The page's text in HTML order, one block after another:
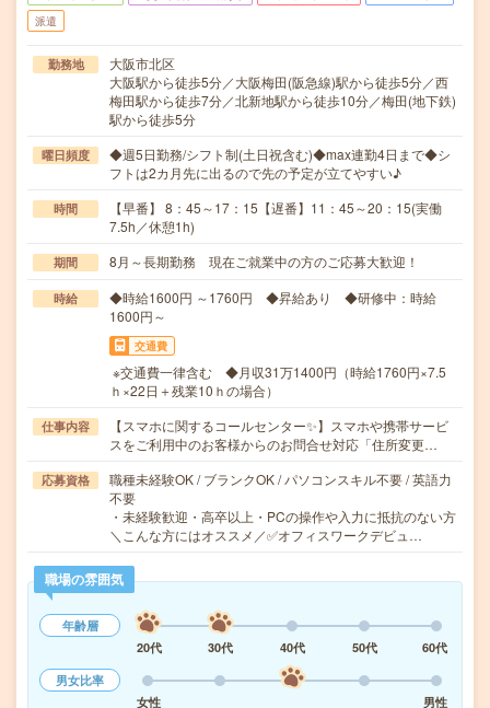
派遣
勤務地
大阪市北区
大阪駅から徒歩5分／大阪梅田(阪急線)駅から徒歩5分／西
梅田駅から徒歩7分／北新地駅から徒歩10分／梅田(地下鉄)
駅から徒歩5分
曜日頻度
◆週5日勤務/シフト制(土日祝含む)◆max連勤4日まで◆シ
フトは2カ月先に出るので先の予定が立てやすい♪
時間
【早番】 8：45～17：15【遅番】11：45～20：15(実働
7.5h／休憩1h)
期間 8月～長期勤務 現在ご就業中の方のご応募大歓迎！
時給
◆時給1600円 ～1760円 ◆昇給あり ◆研修中：時給
1600円～
交通費
※交通費一律含む ◆月収31万1400円（時給1760円×7.5
ｈ×22日＋残業10ｈの場合）
仕事内容
【スマホに関するコールセンター✨】スマホや携帯サービ
スをご利用中のお客様からのお問合せ対応「住所変更…
応募資格
職種未経験OK / ブランクOK / パソコンスキル不要 / 英語力
不要
・未経験歓迎・高卒以上・PCの操作や入力に抵抗のない方
＼こんな方にはオススメ／✅オフィスワークデビュ…
職場の雰囲気
年齢層
20代
30代 40代 50代
60代
男女比率
女性
男性